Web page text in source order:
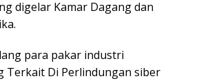
digelar Kamar Dagang dan
para pakar industri
Terkait Di Perlindungan siber